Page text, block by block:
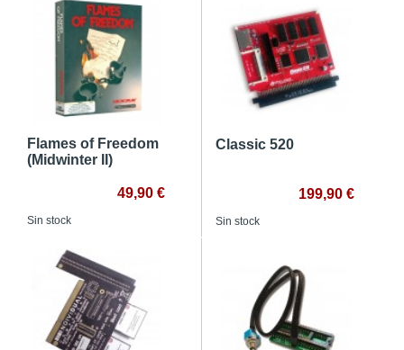
Flames of Freedom
(Midwinter II)
49,90 €
Sin stock
Classic 520
199,90 €
Sin stock